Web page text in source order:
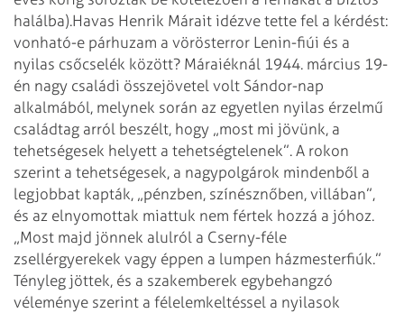
halálba).Havas Henrik Márait idézve tette fel a kérdést:
vonható-e párhuzam a vörösterror Lenin-fiúi és a
nyilas csőcselék között? Máraiéknál 1944. március 19-
én nagy családi összejövetel volt Sándor-nap
alkalmából, melynek során az egyetlen nyilas érzelmű
családtag arról beszélt, hogy „most mi jövünk, a
tehetségesek helyett a tehetségtelenek”. A rokon
szerint a tehetségesek, a nagypolgárok mindenből a
legjobbat kapták, „pénzben, színésznőben, villában”,
és az elnyomottak miattuk nem fértek hozzá a jóhoz.
„Most majd jönnek alulról a Cserny-féle
zsellérgyerekek vagy éppen a lumpen házmesterfiúk.”
Tényleg jöttek, és a szakemberek egybehangzó
véleménye szerint a félelemkeltéssel a nyilasok